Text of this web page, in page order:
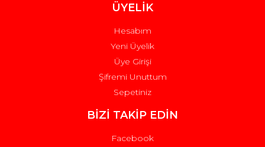
ÜYELİK
Hesabım
Yeni Üyelik
Üye Girişi
Şifremi Unuttum
Sepetiniz
BİZİ TAKİP EDİN
Facebook